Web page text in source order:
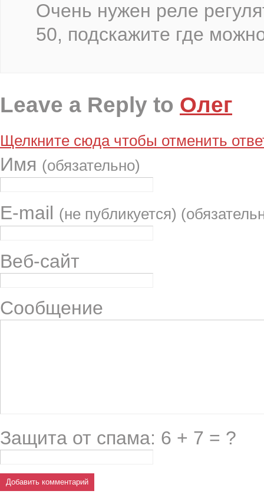
Очень нужен реле
50, подскажите где
Leave a Reply to Олег
Щелкните сюда чтобы отменить
Имя (обязательно)
E-mail (не публикуется)
Веб-сайт
Сообщение
Защита от спама: 6 + 7 = ?